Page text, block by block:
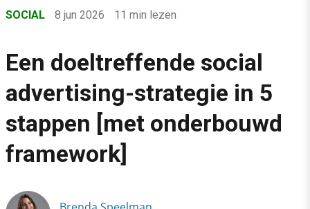
›
›
Social
Een doeltreffende social advertising-strategie in 5 stappen
SOCIAL 8 jun 2026 11 min lezen
Een doeltreffende social
advertising-strategie in 5
stappen [met onderbouwd
framework]